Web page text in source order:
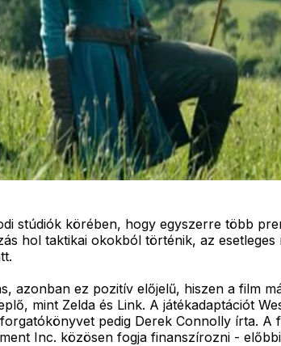
stúdiók körében, hogy egyszerre több
hol taktikai okokból történik, az
azonban ez pozitív előjelű, hiszen a film
mint Zelda és Link. A játékadaptációt
pedig Derek Connolly írta.
Inc. közösen fogja finanszírozni -